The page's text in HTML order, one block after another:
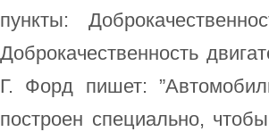
пункты:
Доброкачественность
Г. Форд пишет:
построен специально,